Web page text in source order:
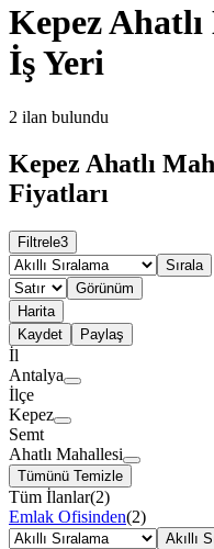
Kepez
İş Yeri
2 ilan bulundu
Kepez Ahatlı
Fiyatları
Filtrele3
Sırala
Görünüm
Harita
Kaydet
Paylaş
İl
Antalya
İlçe
Kepez
Semt
Ahatlı Mahallesi
Tümünü Temizle
Tüm İlanlar(2)
Emlak Ofisinden(2)
Akıllı